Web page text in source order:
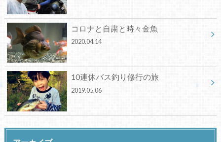
コロナと自粛と時々金魚
2020.04.14
10連休バス釣り修行の旅
2019.05.06